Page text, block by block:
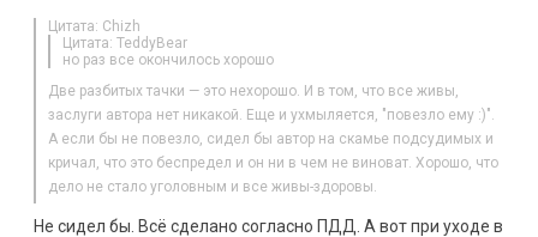
Цитата: Chizh
Цитата: TeddyBear
но раз все окончилось хорошо
Две разбитых тачки — это нехорошо. И в том, что все живы,
заслуги автора нет никакой. Еще и ухмыляется, "повезло ему :)".
А если бы не повезло, сидел бы автор на скамье подсудимых и
кричал, что это беспредел и он ни в чем не виноват. Хорошо, что
дело не стало уголовным и все живы-здоровы.
Не сидел бы. Всё сделано согласно ПДД. А вот при уходе в